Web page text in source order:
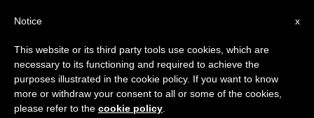
TAG
Posts Tagged ‘agosto
x
Notice
This website or its third party tools use cookies, which are
necessary to its functioning and required to achieve the
purposes illustrated in the cookie policy. If you want to know
more or withdraw your consent to all or some of the cookies,
please refer to the cookie policy